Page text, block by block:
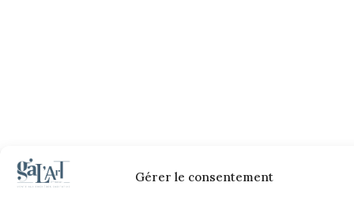
Gérer le consentement